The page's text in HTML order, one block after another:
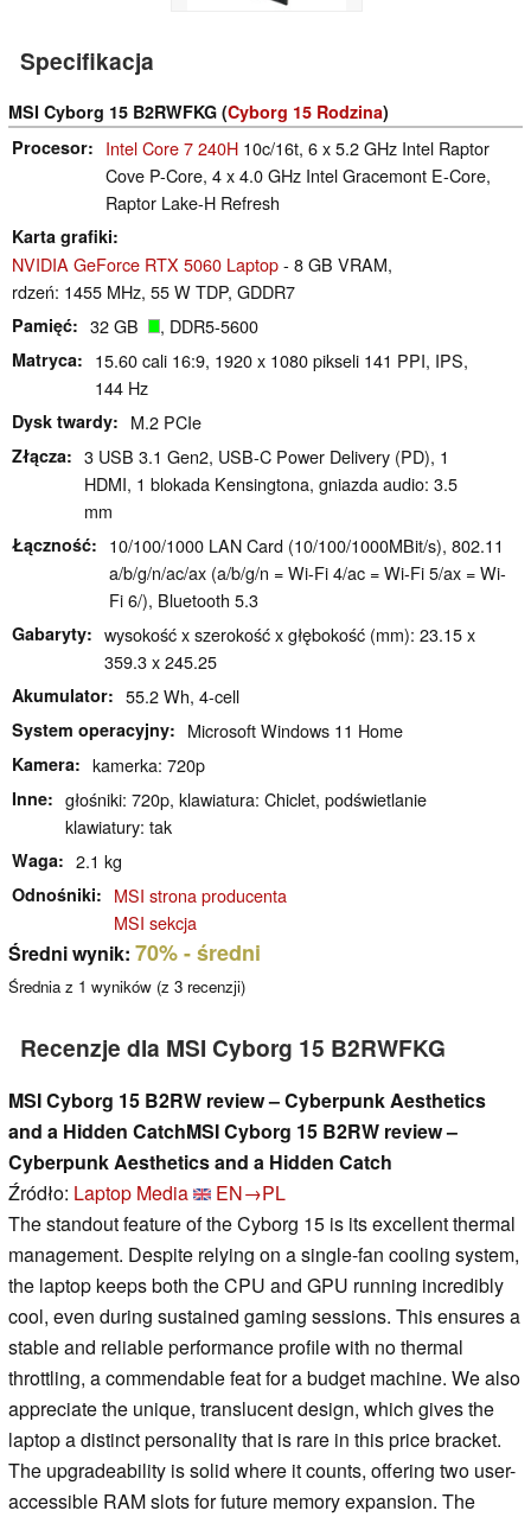
Specifikacja
MSI Cyborg 15 B2RWFKG (Cyborg 15 Rodzina)
Procesor
Intel Core 7 240H 10c/16t, 6 x 5.2 GHz Intel Raptor
Cove P-Core, 4 x 4.0 GHz Intel Gracemont E-Core,
Raptor Lake-H Refresh
Karta grafiki
NVIDIA GeForce RTX 5060 Laptop- 8 GB VRAM,
rdzeń: 1455 MHz, 55 W TDP, GDDR7
Pamięć 32 GB , DDR5-5600
Matryca
15.60 cali 16:9, 1920 x 1080 pikseli 141 PPI, IPS,
144 Hz
Dysk twardy M.2 PCIe
Złącza
3 USB 3.1 Gen2, USB-C Power Delivery (PD), 1
HDMI, 1 blokada Kensingtona, gniazda audio: 3.5
mm
Łączność
10/100/1000 LAN Card (10/100/1000MBit/s), 802.11
a/b/g/n/ac/ax (a/b/g/n = Wi-Fi 4/ac = Wi-Fi 5/ax = Wi-
Fi 6/), Bluetooth 5.3
Gabaryty
wysokość x szerokość x głębokość (mm): 23.15 x
359.3 x 245.25
Akumulator 55.2 Wh, 4-cell
System operacyjny Microsoft Windows 11 Home
Kamera kamerka: 720p
Inne
głośniki: 720p, klawiatura: Chiclet, podświetlanie
klawiatury: tak
Waga 2.1 kg
Odnośniki
MSI strona producenta
MSI sekcja
Średni wynik: 70%- średni
Średnia z 1 wyników (z 3 recenzji)
Recenzje dla MSI Cyborg 15 B2RWFKG
MSI Cyborg 15 B2RW review – Cyberpunk Aesthetics
and a Hidden CatchMSI Cyborg 15 B2RW review –
Cyberpunk Aesthetics and a Hidden Catch
Źródło: Laptop Media
EN→PL
The standout feature of the Cyborg 15 is its excellent thermal
management. Despite relying on a single-fan cooling system,
the laptop keeps both the CPU and GPU running incredibly
cool, even during sustained gaming sessions. This ensures a
stable and reliable performance profile with no thermal
throttling, a commendable feat for a budget machine. We also
appreciate the unique, translucent design, which gives the
laptop a distinct personality that is rare in this price bracket.
The upgradeability is solid where it counts, offering two user-
accessible RAM slots for future memory expansion. The